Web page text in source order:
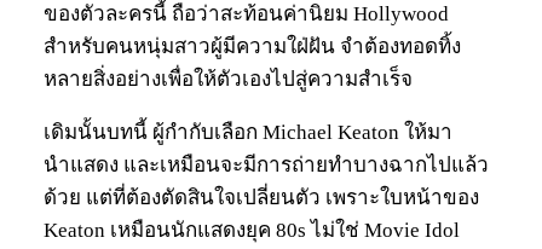
ของตัวละครนี้ ถือว่าสะท้อนค่านิยม Hollywood
สำหรับคนหนุ่มสาวผู้มีความใฝ่ฝัน จำต้องทอดทิ้ง
หลายสิ่งอย่างเพื่อให้ตัวเองไปสู่ความสำเร็จ
เดิมนั้นบทนี้ ผู้กำกับเลือก Michael Keaton ให้มา
นำแสดง และเหมือนจะมีการถ่ายทำบางฉากไปแล้ว
ด้วย แต่ที่ต้องตัดสินใจเปลี่ยนตัว เพราะใบหน้าของ
Keaton เหมือนนักแสดงยุค 80s ไม่ใช่ Movie Idol